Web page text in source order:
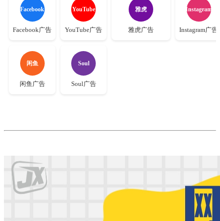
Facebook
Facebook广告
YouTube
YouTube广告
雅虎
雅虎广告
Instagram
Instagram广告
闲鱼
闲鱼广告
Soul
Soul广告